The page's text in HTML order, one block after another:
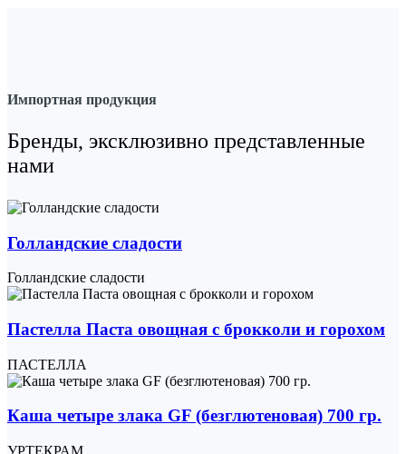
Импортная продукция
Бренды, эксклюзивно представленные
нами
Голландские сладости
Голландские сладости
Пастелла Паста овощная с брокколи и горохом
ПАСТЕЛЛА
Каша четыре злака GF (безглютеновая) 700 гр.